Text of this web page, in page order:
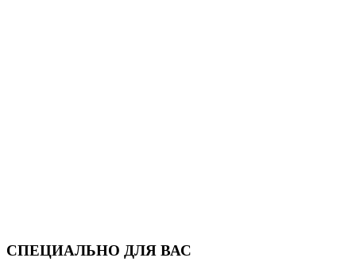
СПЕЦИАЛЬНО ДЛЯ ВАС